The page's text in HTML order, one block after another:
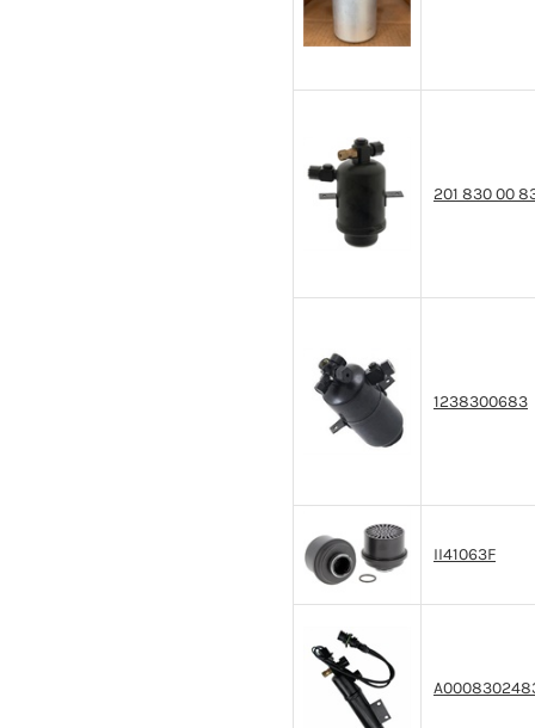
201 830 00
1238300683
II41063F